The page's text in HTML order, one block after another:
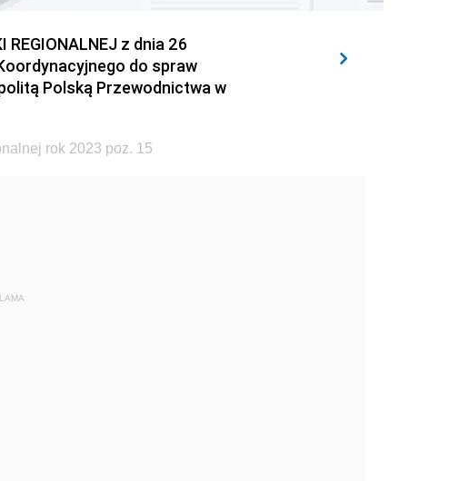
REGIONALNEJ z dnia 26
do spraw
Polską Przewodnictwa w
rok 2023 poz. 15